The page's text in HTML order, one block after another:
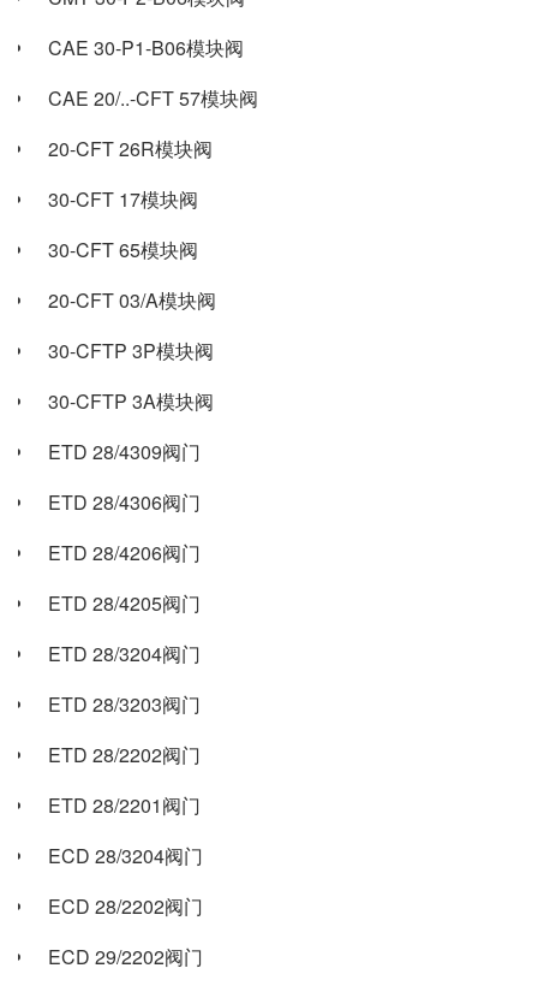
CAE 30-P1-B06模块阀
CAE 20/..-CFT 57模块阀
20-CFT 26R模块阀
30-CFT 17模块阀
30-CFT 65模块阀
20-CFT 03/A模块阀
30-CFTP 3P模块阀
30-CFTP 3A模块阀
ETD 28/4309阀门
ETD 28/4306阀门
ETD 28/4206阀门
ETD 28/4205阀门
ETD 28/3204阀门
ETD 28/3203阀门
ETD 28/2202阀门
ETD 28/2201阀门
ECD 28/3204阀门
ECD 28/2202阀门
ECD 29/2202阀门